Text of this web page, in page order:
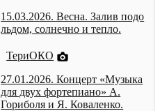
15.03.2026. Весна. Залив подо
льдом, солнечно и тепло.
ТериОКО
27.01.2026. Концерт «Музыка
для двух фортепиано» А.
Гориболя и Я. Коваленко.